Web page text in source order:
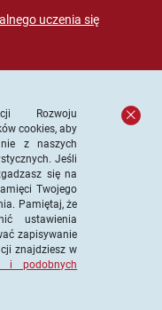
uczenia się
Europejskiej w
Rozwoju
cookies, aby
z naszych
Jeśli
się na
Twojego
Pamiętaj, że
ustawienia
zapisywanie
znajdziesz w
i podobnych